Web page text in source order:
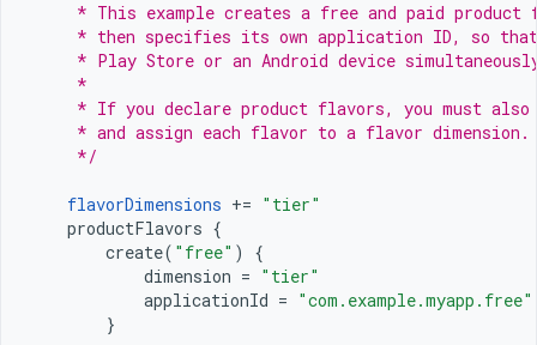
* This example creates a free and paid product
* then specifies its own application ID, so
* Play Store or an Android device
     *
* If you declare product flavors, you must
     * and assign each flavor to a flavor dimension.
     */
flavorDimensions += "tier"
productFlavors {
create( "free" )
{
dimension = "tier"
applicationId = "com.example.myapp.free"
}